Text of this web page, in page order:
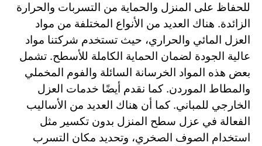
للحفاظ على المنزل والحماية من التسربات والحرارة
الزائدة. هناك العديد من الأنواع المختلفة من مواد
العزل المائي والحراري، حيث تستخدم شركتنا مواد
عالية الجودة لضمان الحماية الكاملة للأسطح. تشمل
بعض هذه المواد الخرسانة السائلة والفوم المخملي
والمطاط الموردن. كما نقدم أيضًا خدمات العزل
الخارجي للمباني. كما أن هناك العديد من الأساليب
الفعالة في عزل سطح المنزل بدون تكسير مثل
استخدام الصوف الصخري، وتحديد مكان التسرب